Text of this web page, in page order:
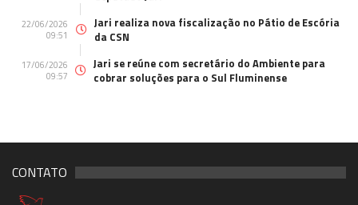
22/06/2026
09:51
Jari realiza nova fiscalização no Pátio de Escória
da CSN
17/06/2026
09:57
Jari se reúne com secretário do Ambiente para
cobrar soluções para o Sul Fluminense
CONTATO